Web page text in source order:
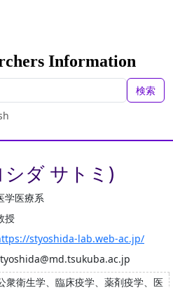
Information
検索
ダ サトミ)
学医療系
授
styoshida-lab.web-ac.jp/
衆衛生学、臨床疫学、薬剤疫学、医